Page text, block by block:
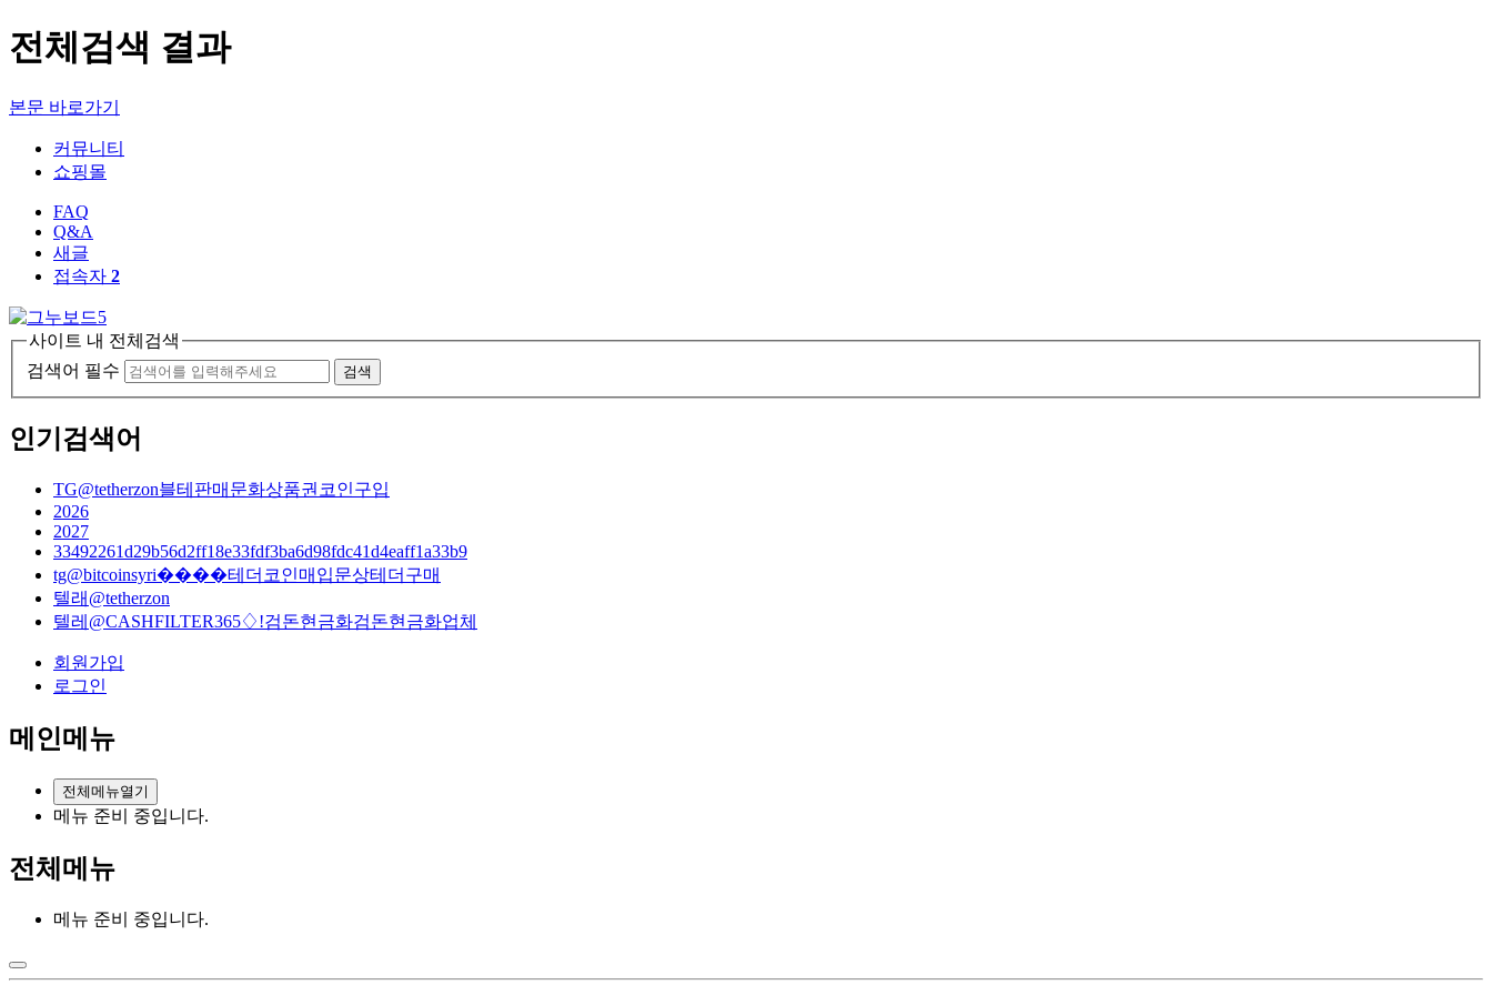
전체검색 결과
본문 바로가기
커뮤니티
쇼핑몰
FAQ
Q&A
새글
접속자 2
사이트 내 전체검색
검색어 필수
검색
인기검색어
TG@tetherzon블테판매문화상품권코인구입
2026
2027
33492261d29b56d2ff18e33fdf3ba6d98fdc41d4eaff1a33b9
tg@bitcoinsyri����테더코인매입문상테더구매
텔래@tetherzon
텔레@CASHFILTER365♢ǃ검돈현금화검돈현금화업체
회원가입
로그인
메인메뉴
전체메뉴열기
메뉴 준비 중입니다.
전체메뉴
메뉴 준비 중입니다.